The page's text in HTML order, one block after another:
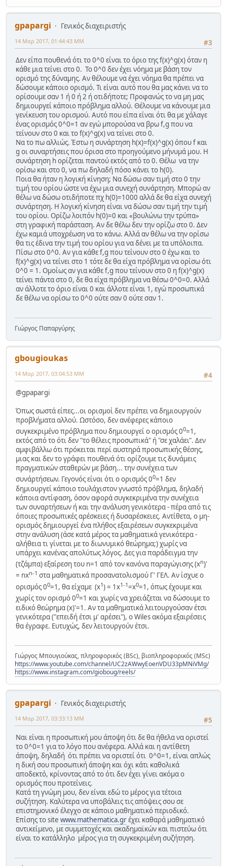
gpapargi
Γενικός διαχειριστής
#3
14 Μαρ 2017, 01:44:43 ΜΜ
Δεν είπα πουθενά ότι το 0^0 είναι το όριο της f(x)^g(x) όταν η
κάθε μια τείνει στο 0. Το 0^0 δεν έχει νόημα με βάση τον
ορισμό της δύναμης. Αν θέλουμε να έχει νόημα θα πρέπει να
δώσουμε κάποιο ορισμό. Τι είναι αυτό που θα μας κάνει να το
ορίσουμε σαν 1 ή 0 ή 2 ή οτιδήποτε; Προφανώς το να μη μας
δημιουργεί κάποιο πρόβλημα αλλού. Θέλουμε να κάνουμε μια
γενίκευση του ορισμού. Αυτό που είπα είναι ότι θα με χάλαγε
ένας ορισμός 0^0=1 αν εγώ μπορούσα να βρω f,g που να
τείνουν στο 0 και το f(x)^g(x) να τείνει στο 0.
Να το πω αλλιώς. Έστω η συνάρτηση h(x)=f(x)^g(x) όπου f και
g οι συναρτήσεις που όρισα στο προηγούμενο μήνυμά μου. Η
συνάρτηση h ορίζεται παντού εκτός από το 0. Θέλω να την
ορίσω και στο 0, να πω δηλαδή πόσο κάνει το h(0).
Ποια θα ήταν η λογική κίνηση; Να δώσω σαν τιμή στο 0 την
τιμή του ορίου ώστε να έχω μια συνεχή συνάρτηση. Μπορώ αν
θέλω να δώσω οτιδήποτε πχ h(0)=1000 αλλά δε θα είχα συνεχή
συνάρτηση. Η λογική κίνηση είναι να δώσω σαν τιμή την τιμή
του ορίου. Ορίζω λοιπόν h(0)=0 και «βουλώνω την τρύπα»
στη γραφική παράσταση. Αν δε θέλω δεν την ορίζω στο 0. Δεν
έχω καμιά υποχρέωση να το κάνω. Αλλά αν θέλω να την ορίσω
θα τις έδινα την τιμή του ορίου για να δένει με τα υπόλοιπα.
Πίσω στο 0^0. Αν για κάθε f,g που τείνουν στο 0 έχω και το
f(x)^g(x) να τείνει στο 1 τότε δε θα είχα πρόβλημα να ορίσω ότι
0^0 = 1. Ομοίως αν για κάθε f,g που τείνουν στο 0 η f(x)^g(x)
τείνει πάντα στο 0, δε θα είχα πρόβλημα να θέσω 0^0=0. Αλλά
αν άλλοτε το όριο είναι 0 και άλλοτε είναι 1, εγώ προσωπικά
δε θέλω να ορίσω το 0^0 ούτε σαν 0 ούτε σαν 1.
Γιώργος Παπαργύρης
gbougioukas
#4
14 Μαρ 2017, 03:04:53 ΜΜ
@gpapargi
Όπως σωστά είπες...οι ορισμοί δεν πρέπει να δημιουργούν
προβλήματα αλλού. Ωστόσο, δεν ανέφερες κάποιο
συγκεκριμένο πρόβλημα που δημιουργεί ο ορισμός 00=1,
εκτός από το ότι δεν "το θέλεις προσωπικά" ή "σε χαλάει". Δεν
αμφιβάλλω ότι πρόκειται περί αυστηρά προσωπικής θέσης,
μιας και δεν το γράφει πουθενά ότι ορίζουμε τις δυνάμεις
πραγματικών σταθερών με βάση... την συνέχεια των
συνάρτήσεων. Γεγονός είναι ότι ο ορισμός 00=1 δεν
δημιουργεί κάποιο τουλάχιστον γνωστό πρόβλημα, δηλαδή
κάποια αντίφαση, όσον αφορά συγκεκριμένα την συνέχεια
των συναρτήσεων ή και την ανάλυση γενικότερα - πέρα από τις
όποιες προσωπικές αρέσκειες ή δυσαρέσκειες. Αντίθετα, ο μη-
ορισμός δημιουργεί ένα πλήθος εξαιρέσεων συγκεκριμένα
στην ανάλυση (άσε κατά μέρος τα μαθηματικά γενικότερα -
αλήθεια τι γίνεται με το διωνυμικό θεώρημα;) χωρίς να
υπάρχει κανένας απολύτως λόγος. Δες για παράδειγμα την
(τζάμπα) εξαίρεση του n=1 από τον κανόνα παραγώγισης (xn)'
= nxn-1 στα μαθηματικά προσανατολισμού Γ' ΓΕΛ. Αν ίσχυε ο
ορισμός 00=1, θα είχαμε (x1) = 1x1-1=x0=1, όπως έχουμε και
χωρίς τον ορισμό 00=1 και χωρίς να χρειάζεται να δώσουμε το
ειδικό θεώρημα (x)'=1. Αν τα μαθηματικά λειτουργούσαν έτσι
γενικότερα ("επειδή έτσι μ' αρέσει"), ο Wiles ακόμα εξαιρέσεις
θα έγραφε. Ευτυχώς, δεν λειτουργούν έτσι.
Γιώργος Μπουγιούκας, πληροφορικός (BSc), βιοπληροφορικός (MSc)
https://www.youtube.com/channel/UC2zAWwyEoenVDU33pMNiVMg/
https://www.instagram.com/gioboug/reels/
gpapargi
Γενικός διαχειριστής
#5
14 Μαρ 2017, 03:33:13 ΜΜ
Ναι είναι η προσωπική μου άποψη ότι δε θα ήθελα να οριστεί
το 0^0=1 για το λόγο που ανέφερα. Αλλά και η αντίθετη
άποψη, δηλαδή ότι πρέπει να οριστεί ότι 0^0=1, είναι απλώς
η δική σου προσωπική άποψη και όχι κάτι καθολικά
αποδεκτό, κρίνοντας από το ότι δεν έχει γίνει ακόμα ο
ορισμός που προτείνεις.
Κατά τη γνώμη μου, δεν είναι εδώ το μέρος για τέτοια
συζήτηση. Καλύτερα να υποβάλεις τις απόψεις σου σε
επιστημονικό έλεγχο σε κάποιο μαθηματικό περιοδικό.
Επίσης το site www.mathematica.grέχει καθαρά μαθηματικό
αντικείμενο, με συμμετοχές και ακαδημαϊκών και πιστεύω ότι
είναι το κατάλληλο μέρος για τη συγκεκριμένη συζήτηση.